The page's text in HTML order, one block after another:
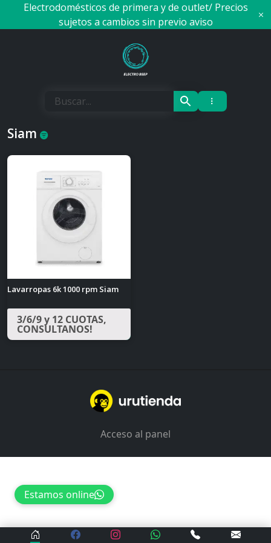
Electrodomésticos de primera y de outlet/ Precios
sujetos a cambios sin previo aviso
Electro Beep
Siam
Lavarropas 6k 1000 rpm Siam
3/6/9 y 12 CUOTAS,
CONSULTANOS!
Acceso al panel
Estamos online